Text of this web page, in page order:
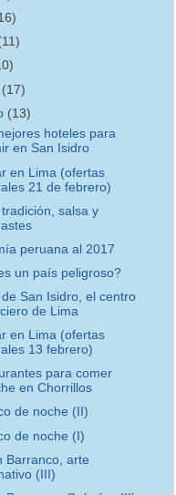
(17)
(13)
hoteles para
en San Isidro
en Lima (ofertas
21 de febrero)
salsa y
peruana al 2017
un país peligroso?
de San Isidro, el centro
de Lima
en Lima (ofertas
13 febrero)
para comer
en Chorrillos
de noche (II)
de noche (I)
Barranco, arte
(III)